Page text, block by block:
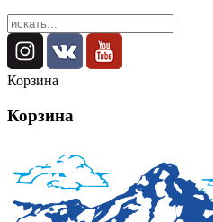
Корзина
Корзина